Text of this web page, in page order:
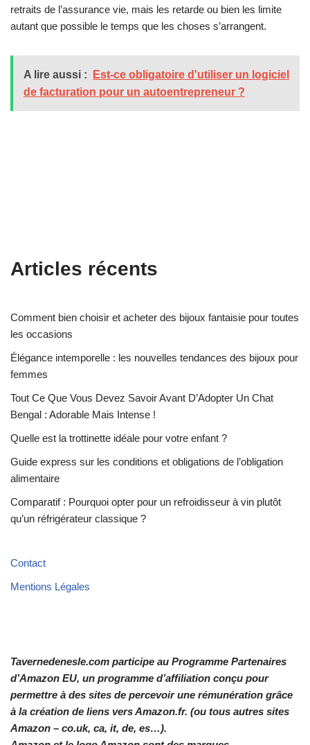
retraits de l’assurance vie, mais les retarde ou bien les limite
autant que possible le temps que les choses s’arrangent.
A lire aussi :
Est-ce obligatoire d'utiliser un logiciel
de facturation pour un autoentrepreneur ?
Articles récents
Comment bien choisir et acheter des bijoux fantaisie pour toutes
les occasions
Élégance intemporelle : les nouvelles tendances des bijoux pour
femmes
Tout Ce Que Vous Devez Savoir Avant D’Adopter Un Chat
Bengal : Adorable Mais Intense !
Quelle est la trottinette idéale pour votre enfant ?
Guide express sur les conditions et obligations de l’obligation
alimentaire
Comparatif : Pourquoi opter pour un refroidisseur à vin plutôt
qu’un réfrigérateur classique ?
Contact
Mentions Légales
Tavernedenesle.com participe au Programme Partenaires
d’Amazon EU, un programme d’affiliation conçu pour
permettre à des sites de percevoir une rémunération grâce
à la création de liens vers Amazon.fr. (ou tous autres sites
Amazon – co.uk, ca, it, de, es…).